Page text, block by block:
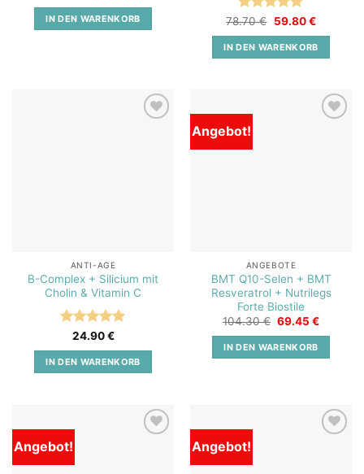
war:
79.80 €
ist:
63.84 €.
IN DEN WARENKORB
Bewertet
mit5von
5
78.70€ Ursprünglicher
war:
78.70 €
59.80€Aktueller
ist:
59.80 €.
IN DEN WARENKORB
ANTI-AGE
B-Complex + Silicium mit
Cholin & Vitamin C
Bewertet
mit5von
5
24.90€
IN DEN WARENKORB
Angebot!
ANGEBOTE
BMT Q10-Selen + BMT
Resveratrol + Nutrilegs
Forte Biostile
104.30€ Ursprünglicher
war:
104.30 €
69.45€Aktueller
IN DEN WARENKORB
Angebot! Angebot!